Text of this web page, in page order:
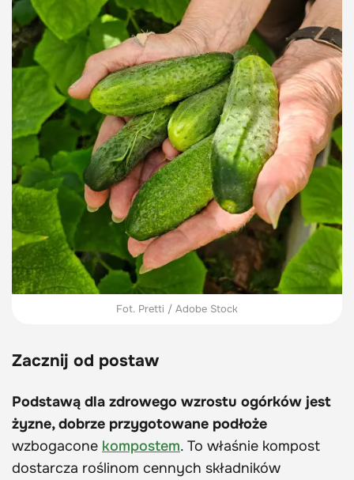
Fot. Pretti / Adobe Stock
Zacznij od postaw
Podstawą dla zdrowego wzrostu ogórków jest
żyzne, dobrze przygotowane podłoże
wzbogacone kompostem. To właśnie kompost
dostarcza roślinom cennych składników